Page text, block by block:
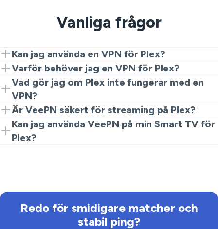
Vanliga frågor
Kan jag använda en VPN för Plex?
Ja, VeePN fungerar utmärkt med Plex. Anslut bara till
en stödd region och börja strömma.
Varför behöver jag en VPN för Plex?
En VPN döljer din IP och låter dig kringgå geo-
restriktioner, vilket möjliggör fullständig åtkomst till ditt
Plex-bibliotek medan du reser.
Vad gör jag om Plex inte fungerar med en
VPN?
Om du stöter på problem, försök ansluta till en annan
server eller se till att dina VPN-inställningar är korrekta.
Är VeePN säkert för streaming på Plex?
Definitivt. VeePN krypterar din anslutning, vilket
garanterar säker och privat streaming av ditt
Kan jag använda VeePN på min Smart TV för
Plex?
Redo för smidigare matcher och
stabil ping?